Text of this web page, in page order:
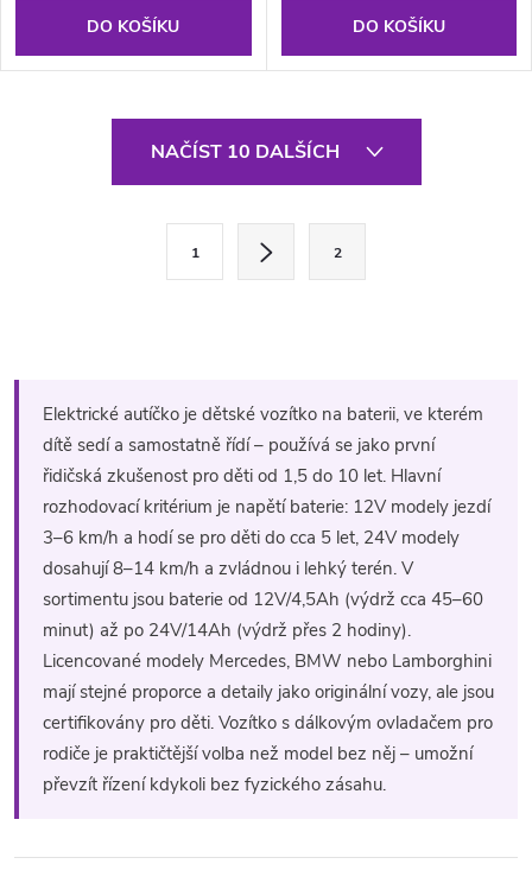
DO KOŠÍKU DO KOŠÍKU
a
ý
p
NAČÍST 10 DALŠÍCH
n
1 2
Elektrické autíčko je dětské vozítko na baterii, ve kterém
dítě sedí a samostatně řídí – používá se jako první
řidičská zkušenost pro děti od 1,5 do 10 let. Hlavní
rozhodovací kritérium je napětí baterie: 12V modely jezdí
3–6 km/h a hodí se pro děti do cca 5 let, 24V modely
dosahují 8–14 km/h a zvládnou i lehký terén. V
sortimentu jsou baterie od 12V/4,5Ah (výdrž cca 45–60
minut) až po 24V/14Ah (výdrž přes 2 hodiny).
Licencované modely Mercedes, BMW nebo Lamborghini
mají stejné proporce a detaily jako originální vozy, ale jsou
certifikovány pro děti. Vozítko s dálkovým ovladačem pro
rodiče je praktičtější volba než model bez něj – umožní
převzít řízení kdykoli bez fyzického zásahu.